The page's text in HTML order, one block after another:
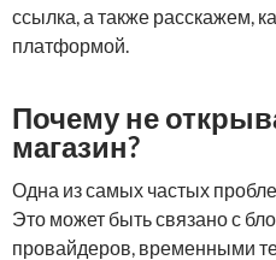
ссылка, а также расскажем,
платформой.
Почему не
магазин?
Одна из самых частых
Это может быть связано с
провайдеров, временными